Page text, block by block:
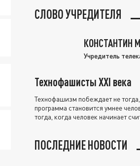
СЛОВО УЧРЕДИТЕЛЯ
КОНСТАНТИН
Учредитель
Технофашисты XXI века
Технофашизм побеждает не
программа становится умнее
тогда, когда человек начинает
ПОСЛЕДНИЕ НОВОСТИ